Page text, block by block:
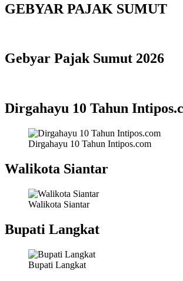
GEBYAR PAJAK SUMUT
Gebyar Pajak Sumut 2026
Dirgahayu 10 Tahun
Dirgahayu 10 Tahun Intipos.com
Walikota Siantar
Walikota Siantar
Bupati Langkat
Bupati Langkat